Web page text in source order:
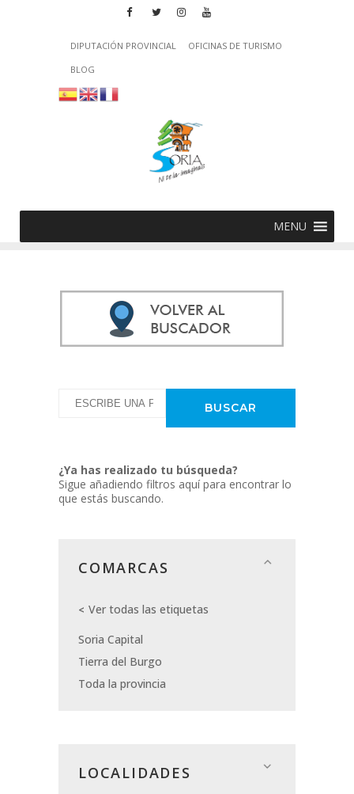
DIPUTACIÓN PROVINCIAL
OFICINAS DE TURISMO
BLOG
MENU
¿Ya has realizado tu búsqueda?
Sigue añadiendo filtros aquí para encontrar lo
que estás buscando.
COMARCAS
Ver todas las etiquetas
Soria Capital
Tierra del Burgo
Toda la provincia
LOCALIDADES